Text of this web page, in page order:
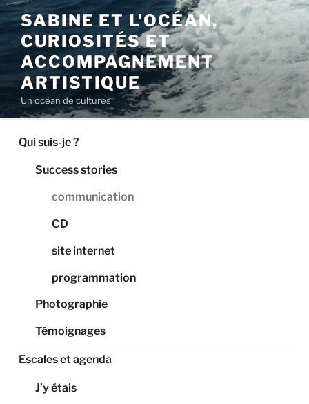
Aller
au
contenu
principal
SABINE ET L'OCÉAN,
CURIOSITÉS ET
ACCOMPAGNEMENT
ARTISTIQUE
Un océan de cultures
Qui suis-je ?
Success stories
communication
CD
site internet
programmation
Photographie
Témoignages
Escales et agenda
J’y étais